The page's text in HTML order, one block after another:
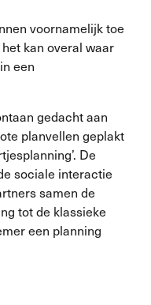
voornamelijk toe
kan overal waar
een
gedacht aan
planvellen geplakt
De
sociale interactie
samen de
tot de klassieke
een planning